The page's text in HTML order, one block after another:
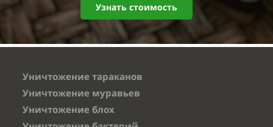
Узнать стоимость
Уничтожение тараканов
Уничтожение муравьев
Уничтожение блох